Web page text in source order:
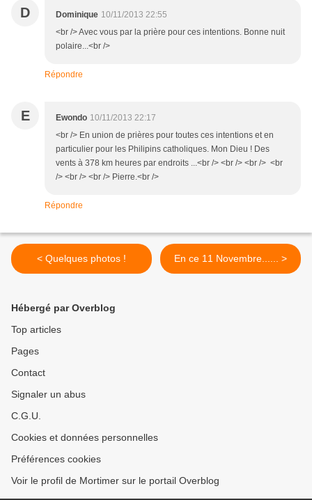
D Dominique 10/11/2013 22:55
<br /> Avec vous par la prière pour ces intentions. Bonne nuit
polaire...<br />
Répondre
E Ewondo 10/11/2013 22:17
<br /> En union de prières pour toutes ces intentions et en
particulier pour les Philipins catholiques. Mon Dieu ! Des
vents à 378 km heures par endroits ...<br /> <br /> <br /> <br
/> <br /> <br /> Pierre.<br />
Répondre
< Quelques photos ! En ce 11 Novembre...... >
Hébergé par Overblog
Top articles
Pages
Contact
Signaler un abus
C.G.U.
Cookies et données personnelles
Préférences cookies
Voir le profil de Mortimer sur le portail Overblog